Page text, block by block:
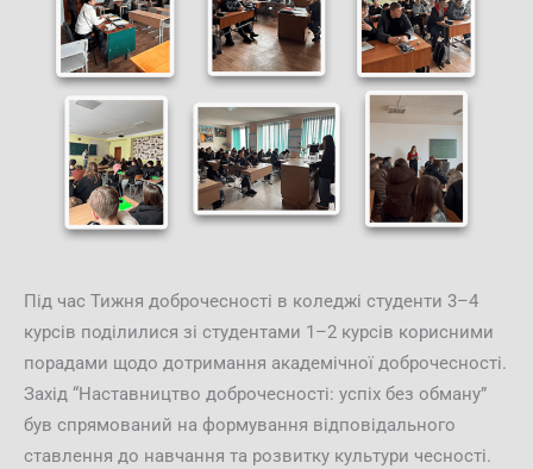
Під час Тижня доброчесності в коледжі студенти 3–4
курсів поділилися зі студентами 1–2 курсів корисними
порадами щодо дотримання академічної доброчесності.
Захід “Наставництво доброчесності: успіх без обману”
був спрямований на формування відповідального
ставлення до навчання та розвитку культури чесності.